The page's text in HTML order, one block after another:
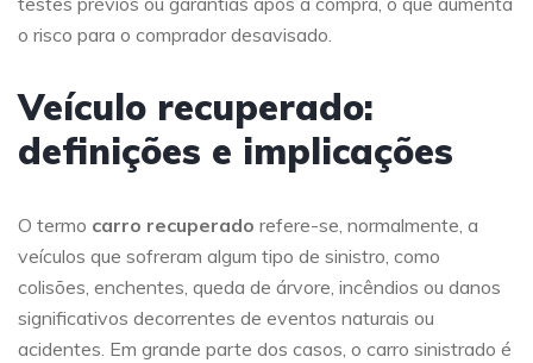
o risco para o comprador desavisado.
Veículo recuperado:
definições e implicações
O termo carro recuperado refere-se, normalmente, a
veículos que sofreram algum tipo de sinistro, como
colisões, enchentes, queda de árvore, incêndios ou danos
significativos decorrentes de eventos naturais ou
acidentes. Em grande parte dos casos, o carro sinistrado é